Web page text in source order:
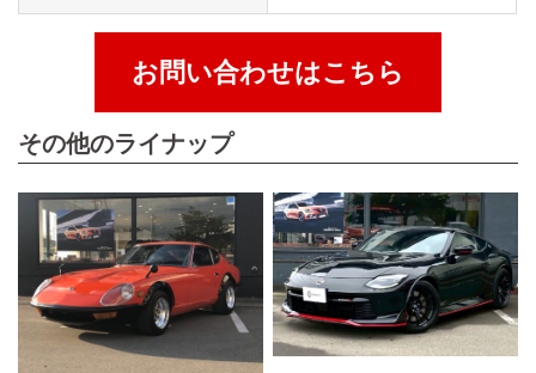
お問い合わせはこちら
その他のライナップ